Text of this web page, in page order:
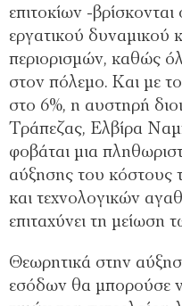
επιτοκίων -
εργατικού δυναµικού
περιορισµών, καθώς
στον πόλεµο. Και µε
στο 6%, η αυστηρή
Τράπεζας, Ελβίρα
φοβάται µια
αύξησης του κόστους
και τεχνολογικών
επιταχύνει τη µείωση
Θεωρητικά στην
εσόδων θα µπορούσε